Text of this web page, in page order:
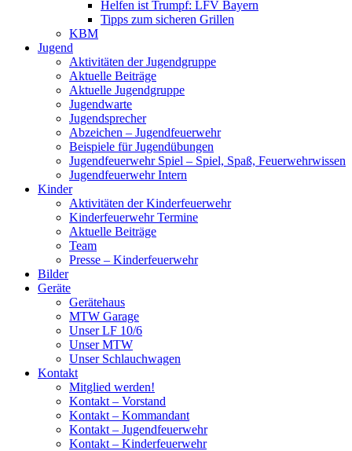
Helfen ist Trumpf: LFV Bayern
Tipps zum sicheren Grillen
KBM
Jugend
Aktivitäten der Jugendgruppe
Aktuelle Beiträge
Aktuelle Jugendgruppe
Jugendwarte
Jugendsprecher
Abzeichen – Jugendfeuerwehr
Beispiele für Jugendübungen
Jugendfeuerwehr Spiel – Spiel, Spaß, Feuerwehrwissen
Jugendfeuerwehr Intern
Kinder
Aktivitäten der Kinderfeuerwehr
Kinderfeuerwehr Termine
Aktuelle Beiträge
Team
Presse – Kinderfeuerwehr
Bilder
Geräte
Gerätehaus
MTW Garage
Unser LF 10/6
Unser MTW
Unser Schlauchwagen
Kontakt
Mitglied werden!
Kontakt – Vorstand
Kontakt – Kommandant
Kontakt – Jugendfeuerwehr
Kontakt – Kinderfeuerwehr